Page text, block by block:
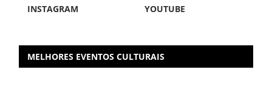
INSTAGRAM
YOUTUBE
MELHORES EVENTOS CULTURAIS